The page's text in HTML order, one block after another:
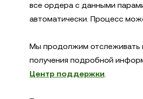
все ордера с данными
автоматически. Процесс
Мы продолжим отслеживать
получения подробной
Центр поддержки.